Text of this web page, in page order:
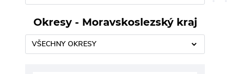
Okresy - Moravskoslezský kraj
VŠECHNY OKRESY